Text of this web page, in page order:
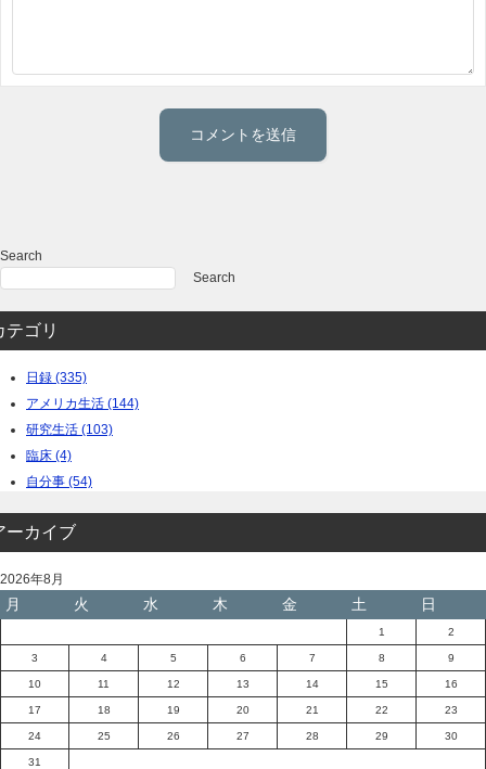
Search
Search
テゴリ
日録 (335)
アメリカ生活 (144)
研究生活 (103)
臨床 (4)
自分事 (54)
ーカイブ
2026年8月
月 火 水 木 金 土 日
1 2
3 4 5 6 7 8 9
10 11 12 13 14 15 16
17 18 19 20 21 22 23
24 25 26 27 28 29 30
31